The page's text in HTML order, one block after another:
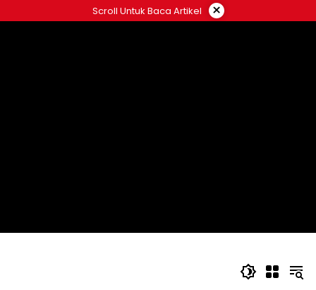
ke
Scroll Untuk Baca Artikel ×